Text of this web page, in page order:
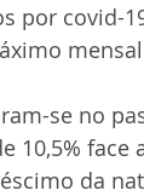
por covid-
se no
10,5% face
da